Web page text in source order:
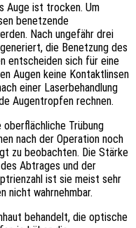
Auge ist trocken. Um
benetzende
Nach ungefähr drei
die Benetzung des
entscheiden sich für eine
Augen keine Kontaktlinsen
einer Laserbehandlung
Augentropfen rechnen.
Trübung
nach der Operation noch
zu beobachten. Die Stärke
Abtrages und der
ist sie meist sehr
nicht wahrnehmbar.
behandelt, die optische